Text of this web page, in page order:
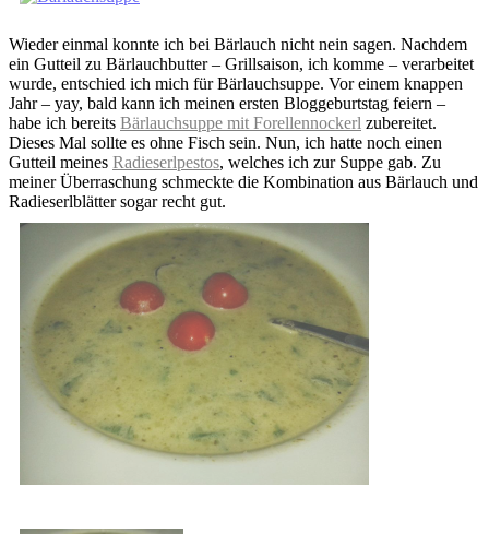
Wieder einmal konnte ich bei Bärlauch nicht nein sagen. Nachdem
ein Gutteil zu Bärlauchbutter – Grillsaison, ich komme – verarbeitet
wurde, entschied ich mich für Bärlauchsuppe. Vor einem knappen
Jahr – yay, bald kann ich meinen ersten Bloggeburtstag feiern –
habe ich bereits Bärlauchsuppe mit Forellennockerl zubereitet.
Dieses Mal sollte es ohne Fisch sein. Nun, ich hatte noch einen
Gutteil meines Radieserlpestos, welches ich zur Suppe gab. Zu
meiner Überraschung schmeckte die Kombination aus Bärlauch und
Radieserlblätter sogar recht gut.